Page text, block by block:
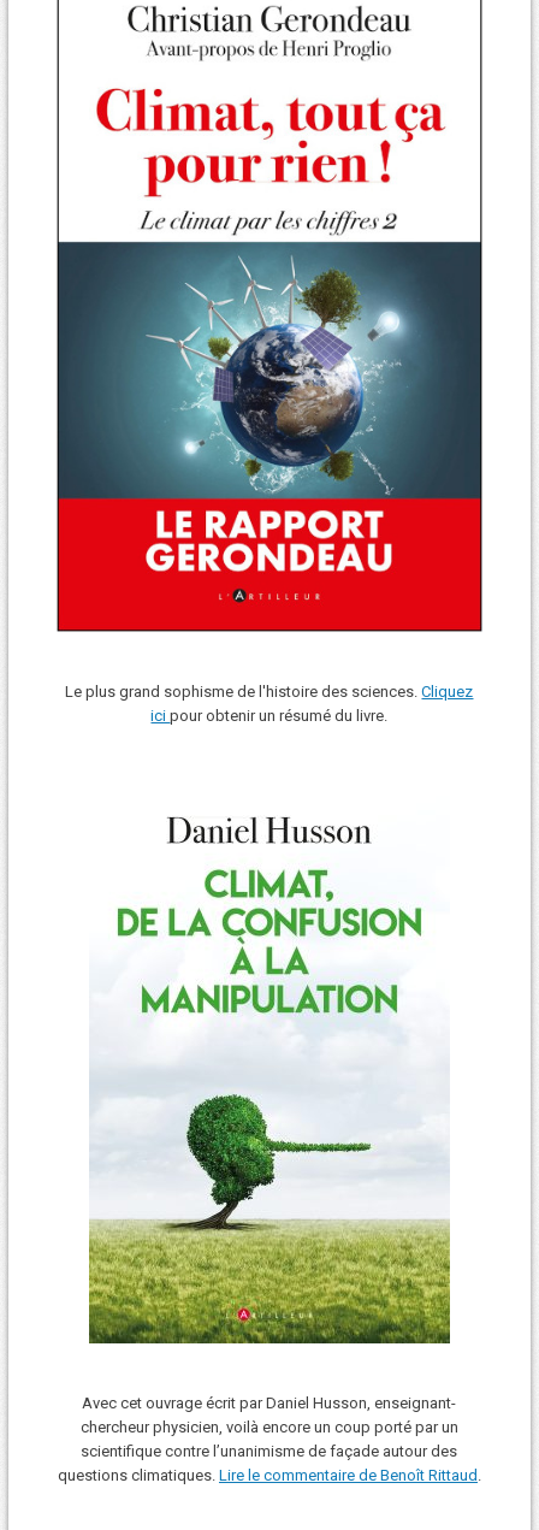
Le plus grand sophisme de l'histoire des sciences.Cliquez
icipour obtenir un résumé du livre.
Avec cet ouvrage écrit par Daniel Husson, enseignant-
chercheur physicien, voilà encore un coup porté par un
scientifique contre l’unanimisme de façade autour des
questions climatiques. Lire le commentaire de Benoît Rittaud .